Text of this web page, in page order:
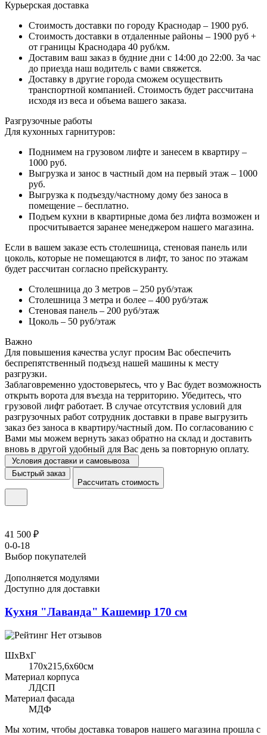
Курьерская доставка
Стоимость доставки по городу Краснодар – 1900 руб.
Стоимость доставки в отдаленные районы – 1900 руб +
от границы Краснодара 40 руб/км.
Доставим ваш заказ в будние дни с 14:00 до 22:00. За час
до приезда наш водитель с вами свяжется.
Доставку в другие города сможем осуществить
транспортной компанией. Стоимость будет рассчитана
исходя из веса и объема вашего заказа.
Разгрузочные работы
Для кухонных гарнитуров:
Поднимем на грузовом лифте и занесем в квартиру –
1000 руб.
Выгрузка и занос в частный дом на первый этаж – 1000
руб.
Выгрузка к подъезду/частному дому без заноса в
помещение – бесплатно.
Подъем кухни в квартирные дома без лифта возможен и
просчитывается заранее менеджером нашего магазина.
Если в вашем заказе есть столешница, стеновая панель или
цоколь, которые не помещаются в лифт, то занос по этажам
будет рассчитан согласно прейскуранту.
Столешница до 3 метров – 250 руб/этаж
Столешница 3 метра и более – 400 руб/этаж
Стеновая панель – 200 руб/этаж
Цоколь – 50 руб/этаж
Важно
Для повышения качества услуг просим Вас обеспечить
беспрепятственный подъезд нашей машины к месту
разгрузки.
Заблаговременно удостоверьтесь, что у Вас будет возможность
открыть ворота для въезда на территорию. Убедитесь, что
грузовой лифт работает. В случае отсутствия условий для
разгрузочных работ сотрудник доставки в праве выгрузить
заказ без заноса в квартиру/частный дом. По согласованию с
Вами мы можем вернуть заказ обратно на склад и доставить
вновь в другой удобный для Вас день за повторную оплату.
Условия доставки и самовывоза
Быстрый заказ
Рассчитать стоимость
41 500 ₽
0-0-18
Выбор покупателей
Дополняется модулями
Доступно для доставки
Кухня "Лаванда" Кашемир 170 см
Нет отзывов
ШхВхГ
170x215,6х60см
Материал корпуса
ЛДСП
Материал фасада
МДФ
Мы хотим, чтобы доставка товаров нашего магазина прошла с